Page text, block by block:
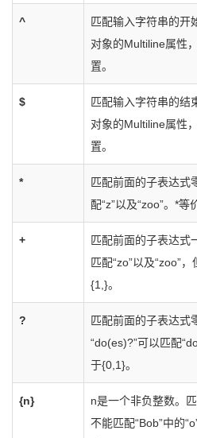
^
匹配输入字符串的开
对象的Multiline属性
置。
$
匹配输入字符串的结
对象的Multiline属性
置。
*
匹配前面的子表达式
配“z”以及“zoo”。*等
+
匹配前面的子表达式
匹配“zo”以及“zoo”
{1,}。
?
匹配前面的子表达式
“do(es)?”可以匹配
于{0,1}。
{n}
n是一个非负整数。
不能匹配“Bob”中的